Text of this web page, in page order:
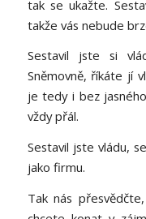
tak se ukažte.
takže vás nebude
Sestavil jste si
Sněmovně, říkáte jí
je tedy i bez
vždy přál.
Sestavil jste vládu,
jako firmu.
Tak nás